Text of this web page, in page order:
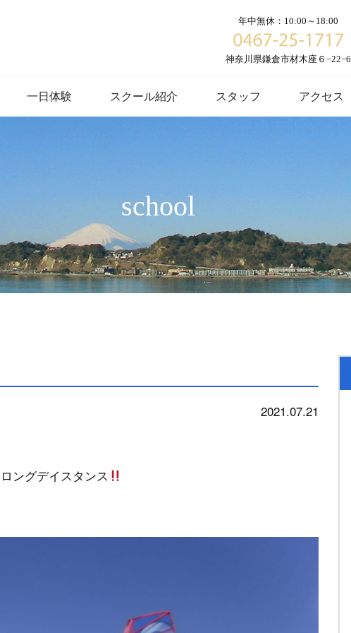
年中無休：10:00～18:00
神奈川県鎌倉市材木座６−22−6
一日体験 スクール紹介 スタッフ アクセス
school
2021.07.21
ングデイスタンス